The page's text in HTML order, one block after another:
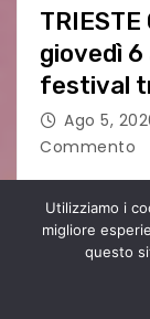
TRIESTE
giovedì
festival
Ago 5,
Commento
TRIESTE
PIAZZA
AUSONIA…
BOUND
Utilizziamo i
migliore
questo